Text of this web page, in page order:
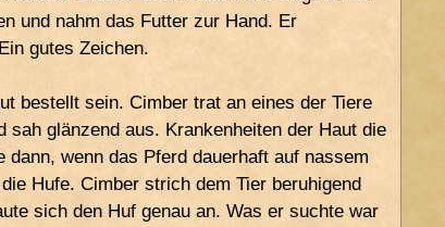
und nahm das Futter zur Hand. Er
gutes Zeichen.
bestellt sein. Cimber trat an eines der Tiere
glänzend aus. Krankenheiten der Haut die
wenn das Pferd dauerhaft auf nassem
Hufe. Cimber strich dem Tier beruhigend
sich den Huf genau an. Was er suchte war